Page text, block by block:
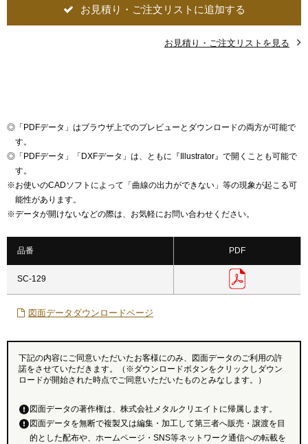
お見積り・ご注文リストに追加する
お見積り・ご注文リストを見る
◎ 「PDFデータ」はブラウザ上でのプレビューとダウンロードの両方が可能で
す。
◎ 「PDFデータ」「DXFデータ」は、ともに『Illustrator』で開くことも可能で
す。
※お使いのCADソフトによって「曲線の出力ができない」等の現象が起こる可
能性があります。
※データが開けないなどの際は、お気軽にお問い合わせください。
品番 PDF
SC-129
図面データダウンロードページ
下記の内容にご同意いただいたお客様にのみ、図面データのご利用の許
諾をさせていただきます。（※ダウンロードボタンをクリックしダウン
ロードが開始された時点でご同意いただいたものとみなします。）
図面データの著作権は、株式会社メタルクリエイトに帰属します。
図面データを無断で複製又は編集・加工して第三者へ販売・譲渡を目
的とした配布や、ホームページ・SNS等ネットワーク通信への転載を